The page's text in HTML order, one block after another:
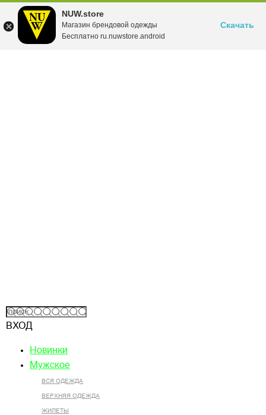
NUW.store
Магазин брендовой одежды
Бесплатно ru.nuwstore.android
Скачать
ВХОД
Новинки
Мужское
ВСЯ ОДЕЖДА
ВЕРХНЯЯ ОДЕЖДА
ЖИЛЕТЫ